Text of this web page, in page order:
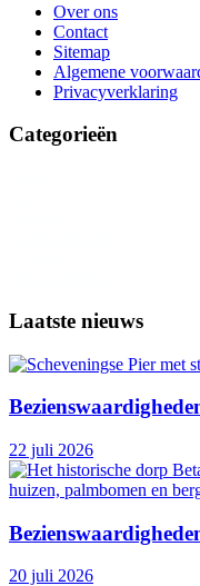
Over ons
Contact
Sitemap
Algemene
Privacyverklaring
Categorieën
Laatste nieuws
22 juli 2026
20 juli 2026